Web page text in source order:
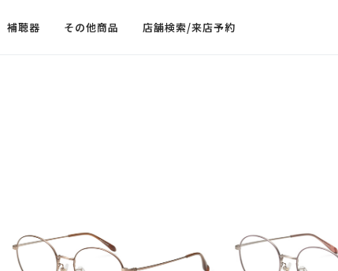
補聴器 その他商品 店舗検索/来店予約